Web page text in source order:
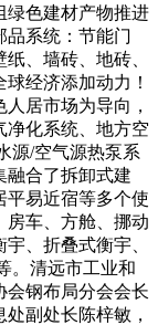
绿色建材产物推进
品系统：节能门
、墙砖、地砖、
经济添加动力！
居市场为导向，
净化系统、地方空
源/空气源热泵系
融合了拆卸式建
平易近宿等多个使
房车、方舱、挪动
、折叠式衡宇、
。清远市工业和
会钢布局分会会长
副处长陈梓敏，